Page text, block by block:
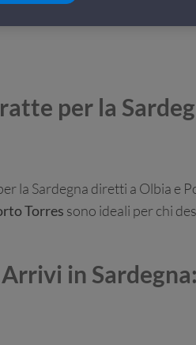
per la
la Sardegna diretti a Olbia e
Torres sono ideali per chi
Arrivi in